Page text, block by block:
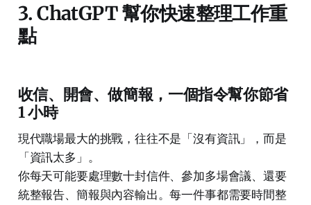
3. ChatGPT 幫你快速整理工作重
點
收信、開會、做簡報，一個指令幫你節省
1 小時
現代職場最大的挑戰，往往不是「沒有資訊」，而是
「資訊太多」。
你每天可能要處理數十封信件、參加多場會議、還要
統整報告、簡報與內容輸出。每一件事都需要時間整